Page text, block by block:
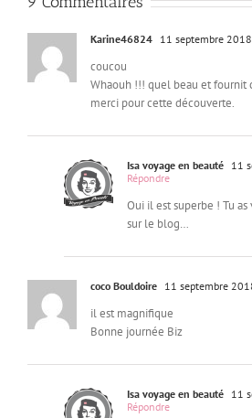
Karine46824 11 septembre
coucou
Whaouh !!! quel beau et fournit
merci pour cette découverte.
Isa voyage en beauté 11
Répondre
Oui il est superbe ! Tu
sur le blog…
coco Bouldoire 11 septembre
il est magnifique
Bonne journée Biz
Isa voyage en beauté 11
Répondre